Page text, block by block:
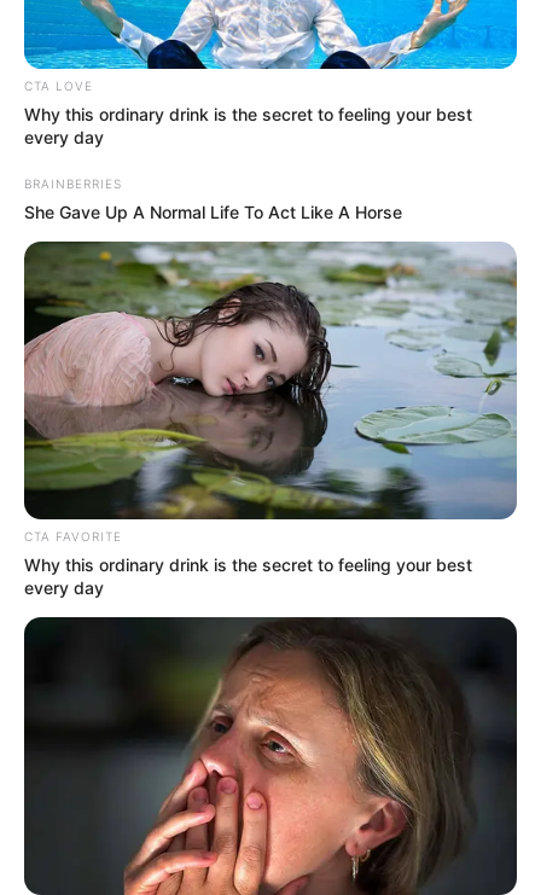
CTA LOVE
Why this ordinary drink is the secret to feeling your best
every day
BRAINBERRIES
She Gave Up A Normal Life To Act Like A Horse
CTA FAVORITE
Why this ordinary drink is the secret to feeling your best
every day